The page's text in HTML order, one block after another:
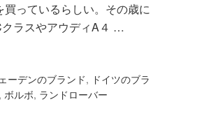
っているらしい。その歳に
ラスやアウディA４ …
ーデンのブランド, ドイツのブラ
, ボルボ, ランドローバー